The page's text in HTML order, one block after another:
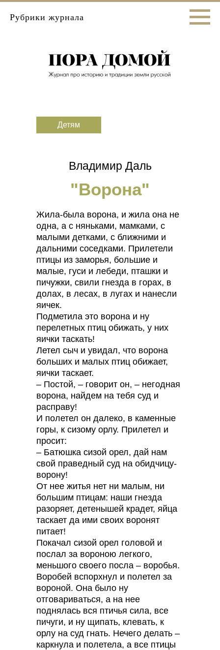
Рубрики журнала
"Ворона"
Владимир Даль
Жила-была ворона, и жила она не
одна, а с няньками, мамками, с
малыми детками, с ближними и
дальними соседками. Прилетели
птицы из заморья, большие и
малые, гуси и лебеди, пташки и
пичужки, свили гнезда в горах, в
долах, в лесах, в лугах и нанесли
яичек.
Подметила это ворона и ну
перелетных птиц обижать, у них
яички таскать!
Летел сыч и увидал, что ворона
больших и малых птиц обижает,
яички таскает.
– Постой, – говорит он, – негодная
ворона, найдем на тебя суд и
расправу!
И полетел он далеко, в каменные
горы, к сизому орлу. Прилетел и
просит:
– Батюшка сизой орел, дай нам
свой праведный суд на обидчицу-
ворону!
От нее житья нет ни малым, ни
большим птицам: наши гнезда
разоряет, детенышей крадет, яйца
таскает да ими своих воронят
питает!
Покачал сизой орел головой и
послал за вороною легкого,
меньшого своего посла – воробья.
Воробей вспорхнул и полетел за
вороной. Она было ну
отговариваться, а на нее
поднялась вся птичья сила, все
пичуги, и ну щипать, клевать, к
орлу на суд гнать. Нечего делать –
каркнула и полетела, а все птицы
Детям